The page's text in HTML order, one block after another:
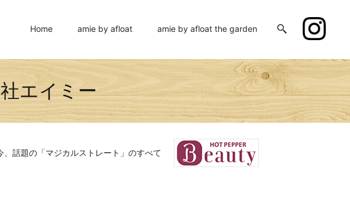
Home amie by afloat amie by afloat the garden
、話題の「マジカルストレート」のすべて
エイミー